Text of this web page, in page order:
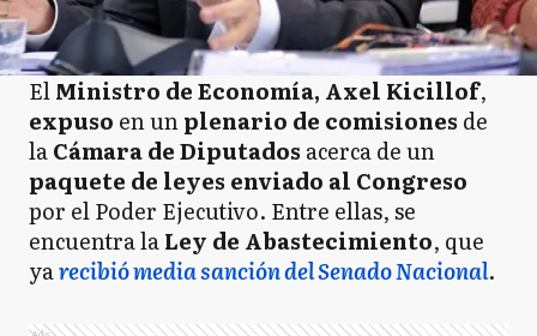
ElMinistro de Economía, Axel Kicillof,
expuso en unplenario de comisiones de
laCámara de Diputados acerca de un
paquete de leyes enviado al Congreso
por el Poder Ejecutivo. Entre ellas, se
encuentra laLey de Abastecimiento, que
yarecibió media sanción del Senado Nacional.
Ads